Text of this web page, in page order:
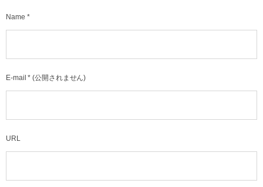
Name *
E-mail * (公開されません)
URL